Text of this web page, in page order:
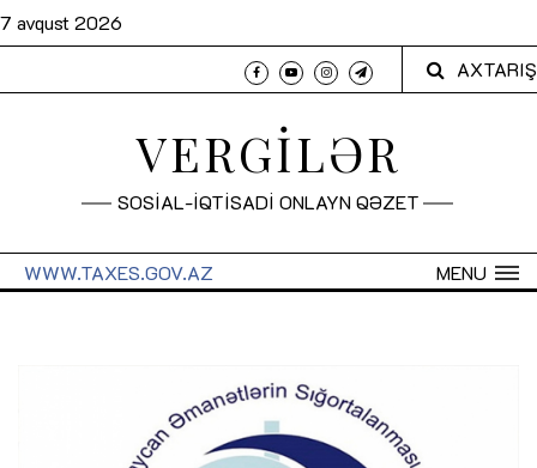
7 avqust 2026
AXTARIŞ
VERGİLƏR
SOSİAL-İQTİSADİ ONLAYN QƏZET
MENU
WWW.TAXES.GOV.AZ